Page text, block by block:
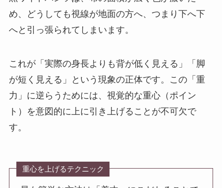
め、どうしても視線が地面の方へ、つまり下へ下
へと引っ張られてしまいます。
これが「実際の身長よりも背が低く見える」「脚
が短く見える」という現象の正体です。この「重
力」に逆らうためには、視覚的な重心（ポイン
ト）を意図的に上に引き上げることが不可欠で
す。
重心を上げるテクニック